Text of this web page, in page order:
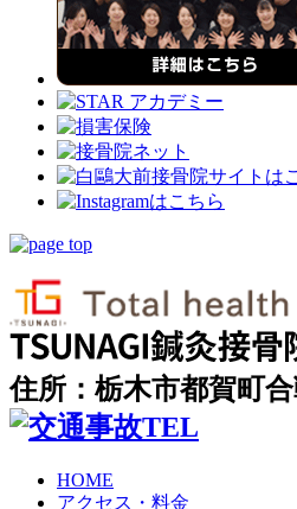
住所：栃木市都賀町合
HOME
アクセス・料金